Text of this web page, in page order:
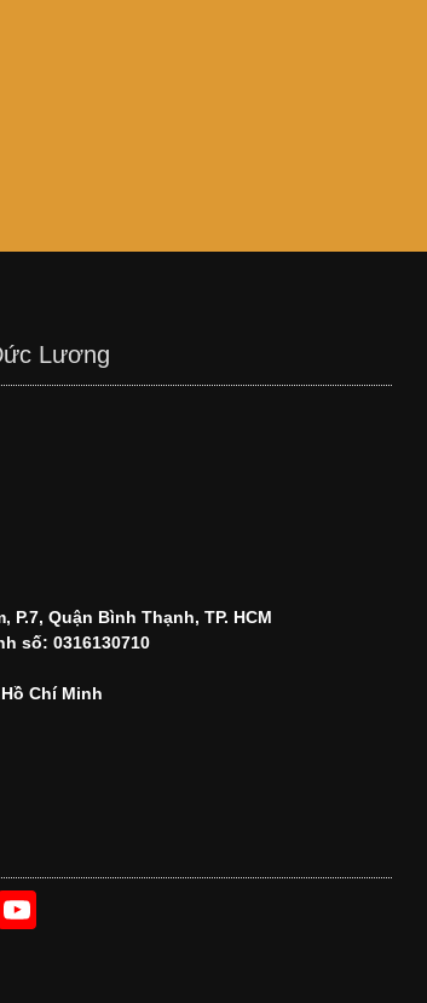
Lương
Quận Bình Thạnh, TP. HCM
số: 0316130710
Chí Minh
Y